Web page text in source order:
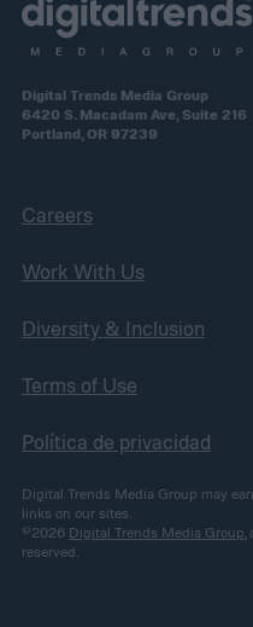
Digital Trends Media Group
6420 S. Macadam Ave, Suite 216
Portland, OR 97239
Careers
Work With Us
Diversity & Inclusion
Terms of Use
Política de privacidad
Digital Trends Media Group may
links on our sites.
©2026 Digital Trends Media Group
reserved.